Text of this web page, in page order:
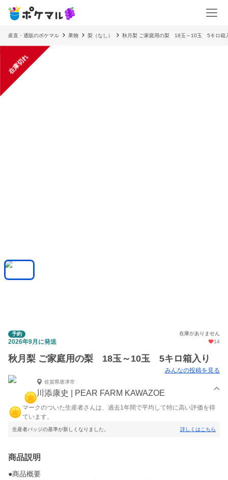
産直・通販のポケマル 果物 梨（なし） 秋月梨 ご家庭用の梨 18玉～10玉 5キロ箱
在庫切れ
予約 在庫がありません
2026年9月に発送 14
秋月梨 ご家庭用の梨 18玉～10玉 5キロ箱入り
みんなの投稿を見る
佐賀県唐津市
川添康史 | PEAR FARM KAWAZOE
マークのついた生産者さんは、過去1年間で平均して特に高い評価を得
ています。
生産者バッジの基準が新しくなりました。 詳しくはこちら
商品説明
●商品概要